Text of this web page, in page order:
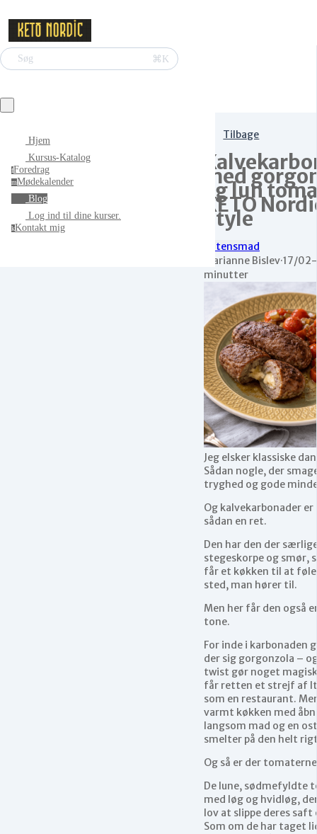
Søg ⌘K
Hjem
Kursus-Katalog
fForedrag
mMødekalender
Blog
Log ind til dine kurser.
kKontakt mig
Tilbage
med
og lun
KETO
Style
Aftensmad
Marianne Bislev·17/
minutter
Jeg elsker klassiske
Sådan nogle, der
tryghed og gode
Og kalvekarbonader
sådan en ret.
Den har den der
stegeskorpe og smør,
får et køkken til at
sted, man hører til.
Men her får den også
tone.
For inde i karbonaden
der sig gorgonzola –
twist gør noget
får retten et strejf af
som en restaurant.
varmt køkken med
langsom mad og en
smelter på den helt
Og så er der
De lune, sødmefyldte
med løg og hvidløg,
lov at slippe deres saft
Som om de har taget